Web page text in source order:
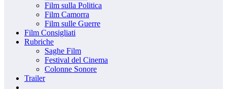
Film sulla Politica
Film Camorra
Film sulle Guerre
Film Consigliati
Rubriche
Saghe Film
Festival del Cinema
Colonne Sonore
Trailer